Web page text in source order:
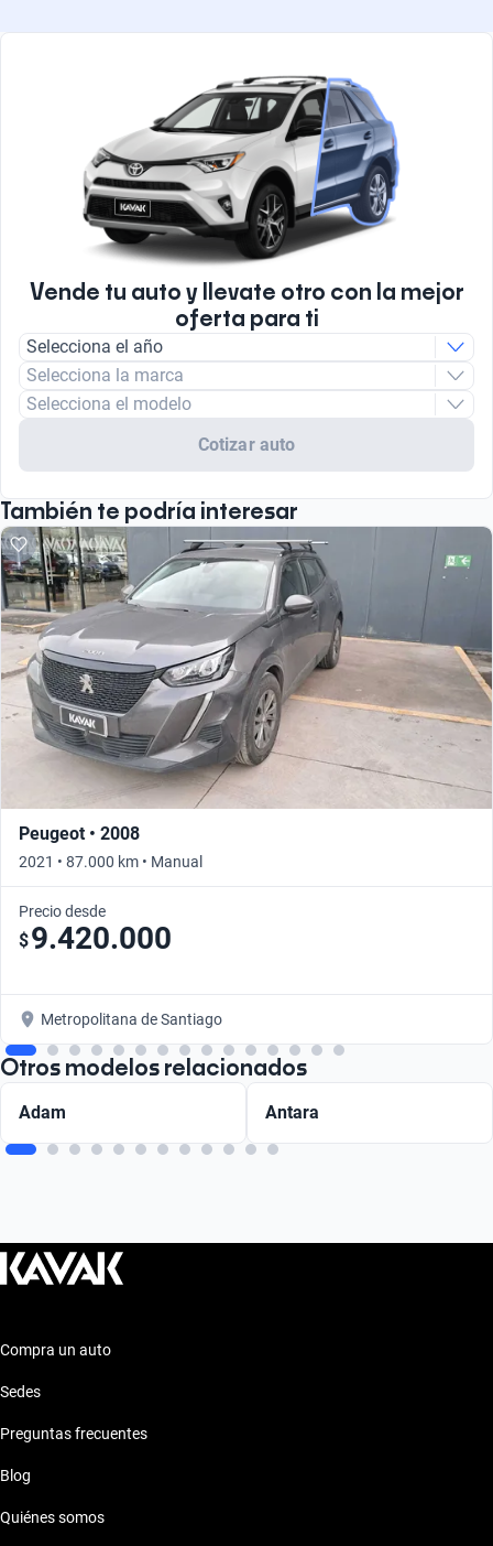
Vende tu auto y llevate otro con la mejor
oferta para ti
Selecciona el año
Selecciona la marca
Selecciona el modelo
Cotizar auto
También te podría interesar
Peugeot • 2008
2021 • 87.000 km • Manual
Precio desde
$9.420.000
Metropolitana de Santiago
Otros modelos relacionados
Adam Antara
Compra un auto
Sedes
Preguntas frecuentes
Blog
Quiénes somos